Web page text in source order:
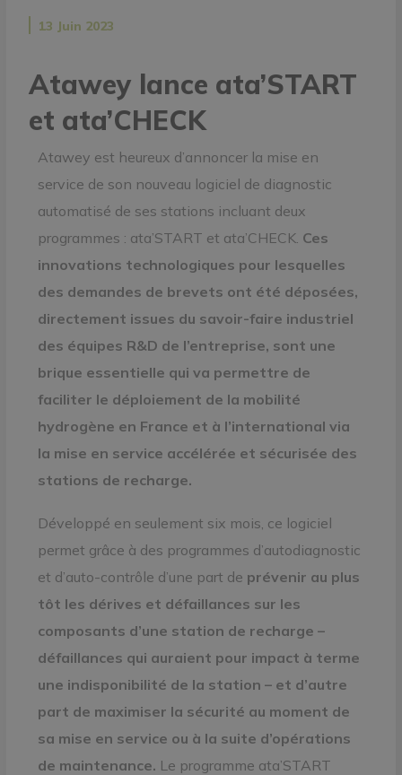
13 Juin 2023
Atawey lance ata’START
et ata’CHECK
Atawey est heureux d’annoncer la mise en
service de son nouveau logiciel de diagnostic
automatisé de ses stations incluant deux
programmes : ata’START et ata’CHECK. Ces
innovations technologiques pour lesquelles
des demandes de brevets ont été déposées,
directement issues du savoir-faire industriel
des équipes R&D de l’entreprise, sont une
brique essentielle qui va permettre de
faciliter le déploiement de la mobilité
hydrogène en France et à l’international via
la mise en service accélérée et sécurisée des
stations de recharge.
Développé en seulement six mois, ce logiciel
permet grâce à des programmes d’autodiagnostic
et d’auto-contrôle d’une part de prévenir au plus
tôt les dérives et défaillances sur les
composants d’une station de recharge –
défaillances qui auraient pour impact à terme
une indisponibilité de la station – et d’autre
part de maximiser la sécurité au moment de
sa mise en service ou à la suite d’opérations
de maintenance. Le programme ata’START